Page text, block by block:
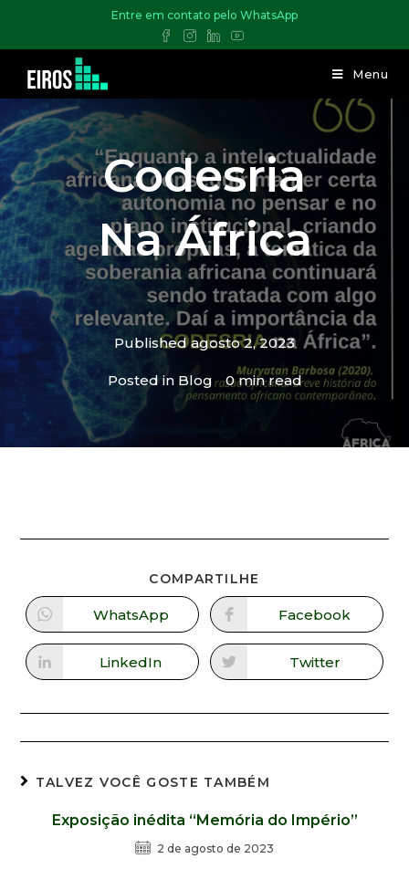
Entre em contato pelo WhatsApp
Menu
Codesria
Na África
Publishedagosto 2, 2023
Posted in Blog 0 min read
COMPARTILHE
WhatsApp Facebook
LinkedIn Twitter
TALVEZ VOCÊ GOSTE TAMBÉM
Exposição inédita “Memória do Império”
2 de agosto de 2023